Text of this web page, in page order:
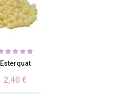
Esterquat
2,40 €